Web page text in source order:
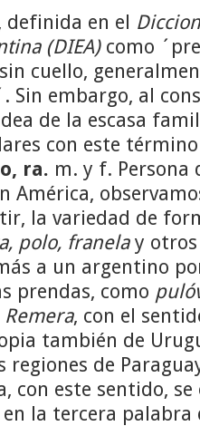
definida en el
(DIEA)como
cuello,
Sin embargo, al
de la escasa
con este
ra. m. y f. Persona
América,
la variedad de
polo, franelay otros
a un argentino
prendas, como
Remera, con el
también de
regiones de
con este sentido,
la tercera